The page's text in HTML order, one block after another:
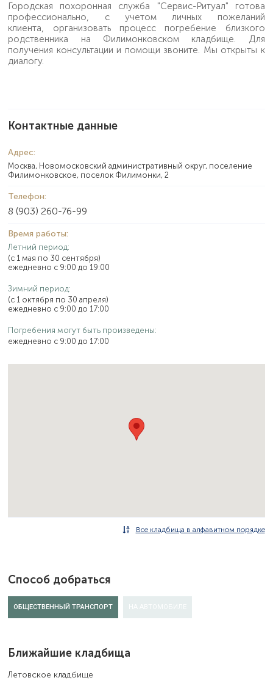
Городская похоронная служба "Сервис-Ритуал" готова
профессионально, с учетом личных пожеланий
клиента, организовать процесс погребение близкого
родственника на Филимонковском кладбище. Для
получения консультации и помощи звоните. Мы открыты к
диалогу.
Контактные данные
Адрес:
Москва, Новомосковский административный округ, поселение
Филимонковское, поселок Филимонки, 2
Телефон:
8 (903) 260-76-99
Время работы:
Летний период:
(с 1 мая по 30 сентября)
ежедневно с 9:00 до 19:00
Зимний период:
(с 1 октября по 30 апреля)
ежедневно с 9:00 до 17:00
Погребения могут быть произведены:
ежедневно с 9:00 до 17:00
Все кладбища в алфавитном порядке
Способ добраться
ОБЩЕСТВЕННЫЙ ТРАНСПОРТ НА АВТОМОБИЛЕ
Ближайшие кладбища
Летовское кладбище